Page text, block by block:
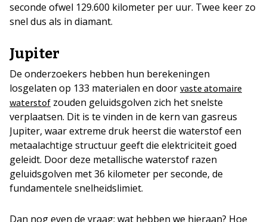
seconde ofwel 129.600 kilometer per uur. Twee keer zo
snel dus als in diamant.
Jupiter
De onderzoekers hebben hun berekeningen
losgelaten op 133 materialen en door vaste atomaire
waterstof zouden geluidsgolven zich het snelste
verplaatsen. Dit is te vinden in de kern van gasreus
Jupiter, waar extreme druk heerst die waterstof een
metaalachtige structuur geeft die elektriciteit goed
geleidt. Door deze metallische waterstof razen
geluidsgolven met 36 kilometer per seconde, de
fundamentele snelheidslimiet.
Dan nog even de vraag: wat hebben we hieraan? Hoe